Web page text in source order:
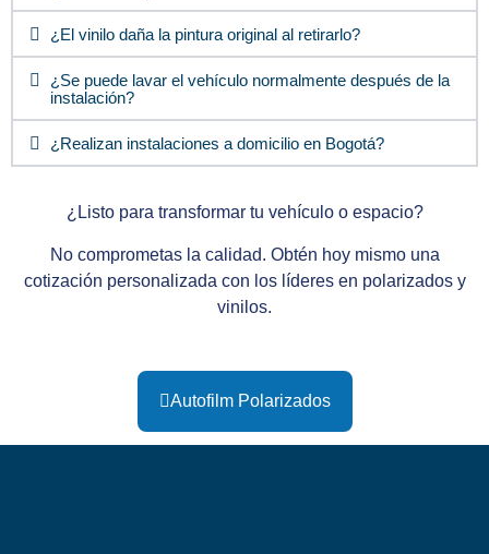
¿El vinilo daña la pintura original al retirarlo?
¿Se puede lavar el vehículo normalmente después de la
instalación?
¿Realizan instalaciones a domicilio en Bogotá?
¿Listo para transformar tu vehículo o espacio?
No comprometas la calidad. Obtén hoy mismo una
cotización personalizada con los líderes en polarizados y
vinilos.
Autofilm Polarizados